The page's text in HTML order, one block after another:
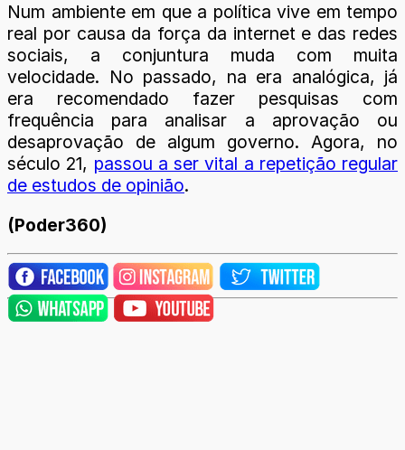
Num ambiente em que a política vive em tempo
real por causa da força da internet e das redes
sociais, a conjuntura muda com muita
velocidade. No passado, na era analógica, já
era recomendado fazer pesquisas com
frequência para analisar a aprovação ou
desaprovação de algum governo. Agora, no
século 21, passou a ser vital a repetição regular
de estudos de opinião.
(Poder360)